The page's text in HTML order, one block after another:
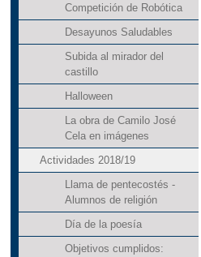
Competición de Robótica
Desayunos Saludables
Subida al mirador del
castillo
Halloween
La obra de Camilo José
Cela en imágenes
Actividades 2018/19
Llama de pentecostés -
Alumnos de religión
Día de la poesía
Objetivos cumplidos: